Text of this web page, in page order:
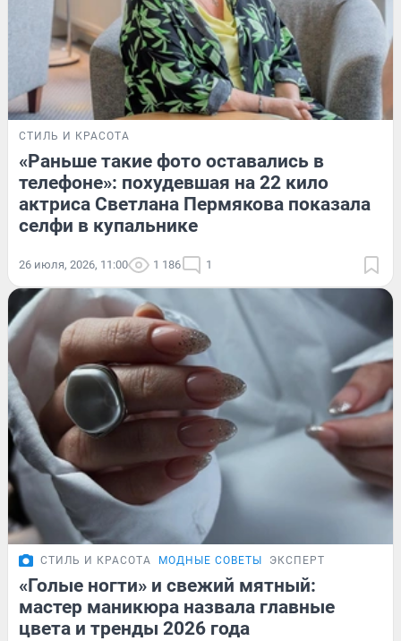
СТИЛЬ И КРАСОТА
«Раньше такие фото оставались в
телефоне»: похудевшая на 22 кило
актриса Светлана Пермякова показала
селфи в купальнике
26 июля, 2026, 11:00 1 186 1
СТИЛЬ И КРАСОТА МОДНЫЕ СОВЕТЫ ЭКСПЕРТ
«Голые ногти» и свежий мятный:
мастер маникюра назвала главные
цвета и тренды 2026 года